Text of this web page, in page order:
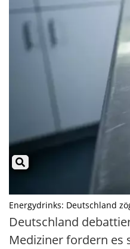
Energydrinks: Deutschland
Deutschland
Mediziner fordern es